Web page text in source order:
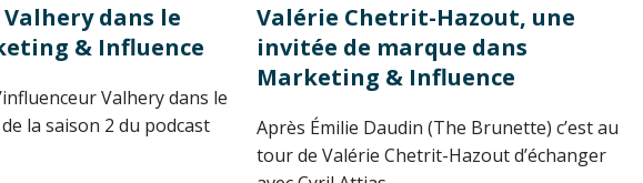
dans le
& Influence
Valhery dans le
la saison 2 du podcast
Valérie Chetrit-Hazout, une
invitée de marque dans
Marketing & Influence
Après Émilie Daudin (The Brunette) c’est au
tour de Valérie Chetrit-Hazout d’échanger